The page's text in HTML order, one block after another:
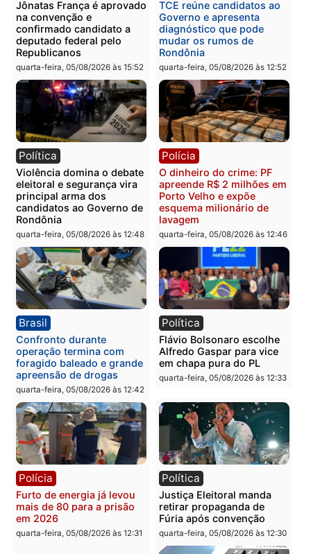
Você também vai querer ler...
Política
Jônatas França é aprovado
na convenção e
confirmado candidato a
deputado federal pelo
Republicanos
quarta-feira, 05/08/2026 às 15:52
Brasil
TCE reúne candidatos ao
Governo e apresenta
diagnóstico que pode
mudar os rumos de
Rondônia
quarta-feira, 05/08/2026 às
Política
Violência domina o debate
eleitoral e segurança vira
principal arma dos
candidatos ao Governo de
Rondônia
quarta-feira, 05/08/2026 às 12:48
Polícia
O dinheiro do crime: PF
apreende R$ 2 milhões
esquema milionário de
lavagem
quarta-feira, 05/08/2026 às
Brasil Política